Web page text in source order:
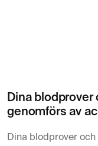
Dina
genomförs av
Dina blodprover